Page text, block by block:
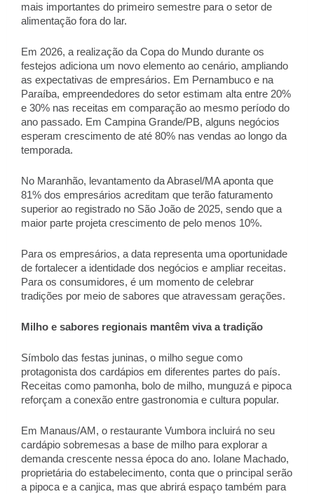
mais importantes do primeiro semestre para o setor de
alimentação fora do lar.
Em 2026, a realização da Copa do Mundo durante os
festejos adiciona um novo elemento ao cenário, ampliando
as expectativas de empresários. Em Pernambuco e na
Paraíba, empreendedores do setor estimam alta entre 20%
e 30% nas receitas em comparação ao mesmo período do
ano passado. Em Campina Grande/PB, alguns negócios
esperam crescimento de até 80% nas vendas ao longo da
temporada.
No Maranhão, levantamento da Abrasel/MA aponta que
81% dos empresários acreditam que terão faturamento
superior ao registrado no São João de 2025, sendo que a
maior parte projeta crescimento de pelo menos 10%.
Para os empresários, a data representa uma oportunidade
de fortalecer a identidade dos negócios e ampliar receitas.
Para os consumidores, é um momento de celebrar
tradições por meio de sabores que atravessam gerações.
Milho e sabores regionais mantêm viva a tradição
Símbolo das festas juninas, o milho segue como
protagonista dos cardápios em diferentes partes do país.
Receitas como pamonha, bolo de milho, munguzá e pipoca
reforçam a conexão entre gastronomia e cultura popular.
Em Manaus/AM, o restaurante Vumbora incluirá no seu
cardápio sobremesas a base de milho para explorar a
demanda crescente nessa época do ano. Iolane Machado,
proprietária do estabelecimento, conta que o principal serão
a pipoca e a canjica, mas que abrirá espaço também para